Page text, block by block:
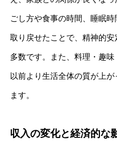
ごし方や食事の時間、睡眠
取り戻せたことで、精神的
多数です。また、料理・趣味
以前より生活全体の質が上
ます。
収入の変化と経済的な